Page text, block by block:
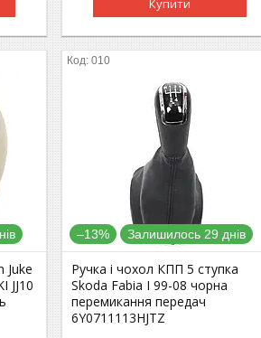
Купити
Juke
JJ10
010
–13% Залишилось 29 днів
Ручка і чохол КПП 5 ступка
Skoda Fabia I 99-08 чорна
перемикання передач
6Y0711113HJTZ